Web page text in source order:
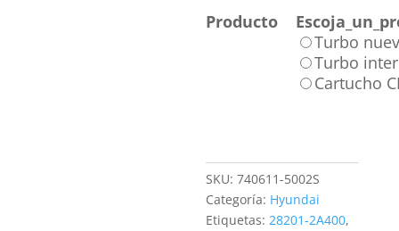
Producto
Turbo
Turbo
Cartucho
SKU:740611-5002S
Categoría: Hyundai
Etiquetas:28201-2A400,